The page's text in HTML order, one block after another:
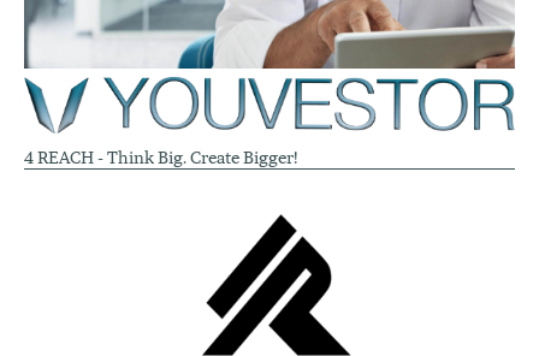
4 REACH - Think Big. Create Bigger!